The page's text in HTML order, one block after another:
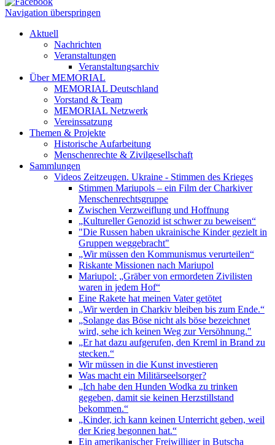
Navigation überspringen
Aktuell
Nachrichten
Veranstaltungen
Veranstaltungsarchiv
Über MEMORIAL
MEMORIAL Deutschland
Vorstand & Team
MEMORIAL Netzwerk
Vereinssatzung
Themen & Projekte
Historische Aufarbeitung
Menschenrechte & Zivilgesellschaft
Sammlungen
Videos Zeitzeugen. Ukraine - Stimmen des Krieges
Stimmen Mariupols – ein Film der Charkiver
Menschenrechtsgruppe
Zwischen Verzweiflung und Hoffnung
„Kultureller Genozid ist schwer zu beweisen“
"Die Russen haben ukrainische Kinder gezielt in
Gruppen weggebracht"
„Wir müssen den Kommunismus verurteilen“
Riskante Missionen nach Mariupol
Mariupol: „Gräber von ermordeten Zivilisten
waren in jedem Hof“
Eine Rakete hat meinen Vater getötet
„Wir werden in Charkiv bleiben bis zum Ende.“
„Solange das Böse nicht als böse bezeichnet
wird, sehe ich keinen Weg zur Versöhnung."
„Er hat dazu aufgerufen, den Kreml in Brand zu
stecken.“
Wir müssen in die Kunst investieren
Was macht ein Militärseelsorger?
„Ich habe den Hunden Wodka zu trinken
gegeben, damit sie keinen Herzstillstand
bekommen.“
„Kinder, ich kann keinen Unterricht geben, weil
der Krieg begonnen hat.“
Ein amerikanischer Freiwilliger in Butscha